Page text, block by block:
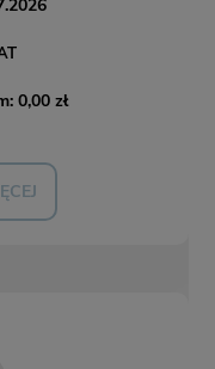
0,00 zł